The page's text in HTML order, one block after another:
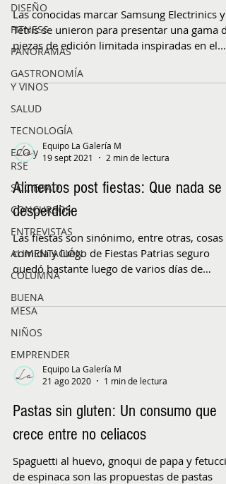
DISEÑO
FITNESS
PANORAMAS
GASTRONOMÍA
Y VINOS
SALUD
TECNOLOGÍA
ECO y
RSE
SOCIEDAD
CONCURSOS
ENTREVISTAS
ALIMENTACIÓN
COLUMNA
BUENA
MESA
NIÑOS
EMPRENDER
Las conocidas marcar Samsung Electrinics y
Tetris se unieron para presentar una gama de
piezas de edición limitada inspiradas en el...
Equipo La Galería M
19 sept 2021
2 min de lectura
Alimentos post fiestas: Que nada se
desperdicie
Las fiestas son sinónimo, entre otras, cosas
comida y luego de Fiestas Patrias seguro
quedó bastante luego de varios días de
Equipo La Galería M
21 ago 2020
1 min de lectura
Pastas sin gluten: Un consumo que
crece entre no celiacos
Spaguetti al huevo, gnoqui de papa y
de espinaca son las propuestas de pastas